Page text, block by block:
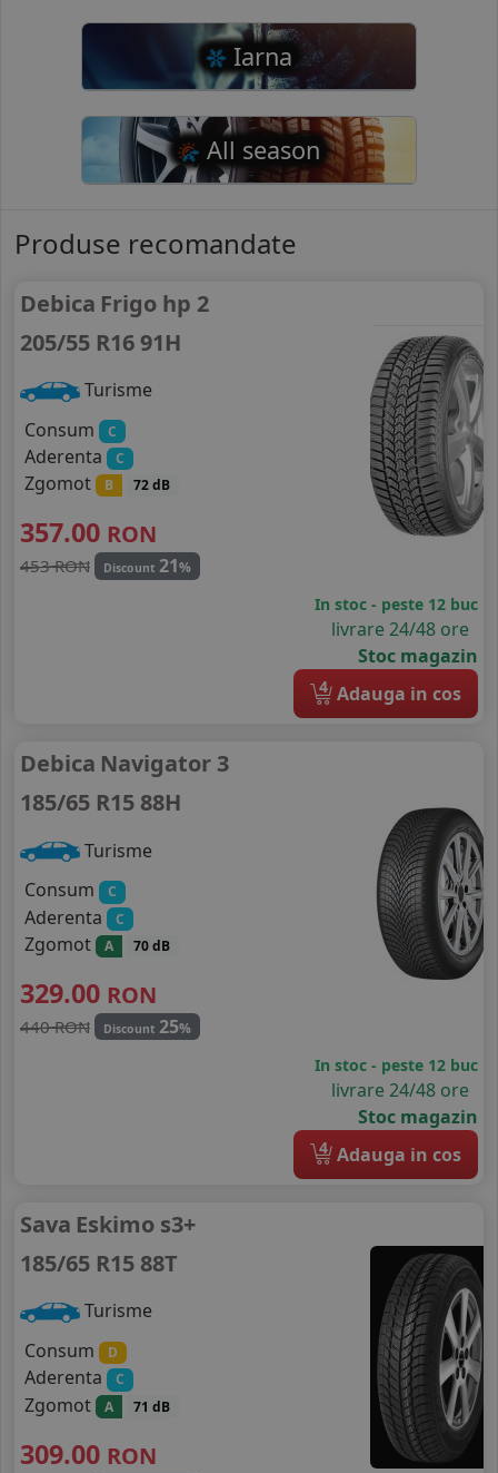
Iarna
All season
Produse recomandate
Debica Frigo hp 2
205/55 R16 91H
Turisme
Consum
C
Aderenta C
Zgomot B 72 dB
357.00 RON
453 RON Discount 21%
In stoc - peste 12 buc
livrare 24/48 ore
Stoc magazin
4 Adauga in cos
Debica Navigator 3
185/65 R15 88H
Turisme
Consum
C
Aderenta C
Zgomot A 70 dB
329.00 RON
440 RON Discount 25%
In stoc - peste 12 buc
livrare 24/48 ore
Stoc magazin
4 Adauga in cos
Sava Eskimo s3+
185/65 R15 88T
Turisme
Consum
D
Aderenta C
Zgomot A 71 dB
309.00 RON